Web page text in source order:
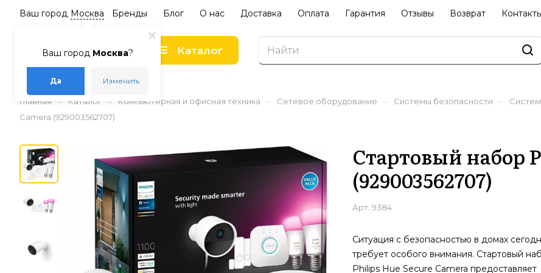
Ваш город Москва?
Да Изменить
Ваш город Москва Бренды Блог О нас Доставка Оплата Гарантия Отзывы Возврат
Каталог
Главная – Каталог – Компьютерная и офисная техника – Сетевое оборудование – Системы безопасности –
Camera (929003562707)
Стартовый набор
(929003562707)
Арт. 9384
Ситуация с безопасностью в домах
требует особого внимания. Стартовый
Philips Hue Secure Camera предоставляет